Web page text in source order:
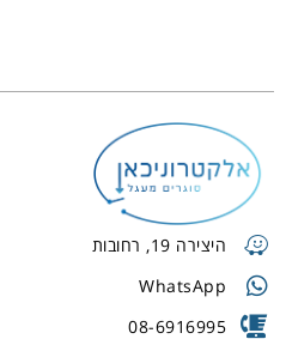
היצירה 19, רחובות
WhatsApp
08-6916995